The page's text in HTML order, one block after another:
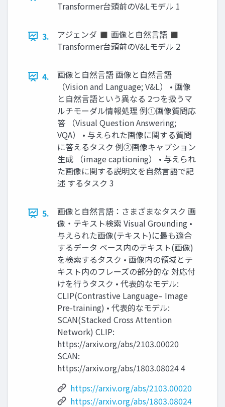
Transformer台頭前のV&Lモデル 1
3.
アジェンダ ◼ 画像と自然言語 ◼
Transformer台頭前のV&Lモデル 2
4.
画像と自然言語 画像と自然言語
（Vision and Language; V&L） • 画像
と自然言語という異なる 2つを扱うマ
ルチモーダル情報処理 例①画像質問応
答 （Visual Question Answering;
VQA） • 与えられた画像に関する質問
に答えるタスク 例②画像キャプション
生成 （image captioning） • 与えられ
た画像に関する説明文を自然言語で記
述 するタスク 3
5.
画像と自然言語：さまざまなタスク 画
像・テキスト検索 Visual Grounding •
与えられた画像(テキスト)に最も適合
するデータ ベース内のテキスト(画像)
を検索するタスク • 画像内の領域とテ
キスト内のフレーズの部分的な 対応付
けを行うタスク • 代表的なモデル:
CLIP(Contrastive Language– Image
Pre-training) • 代表的なモデル:
SCAN(Stacked Cross Attention
Network) CLIP:
https://arxiv.org/abs/2103.00020
SCAN:
https://arxiv.org/abs/1803.08024 4
https://arxiv.org/abs/2103.00020
https://arxiv.org/abs/1803.08024